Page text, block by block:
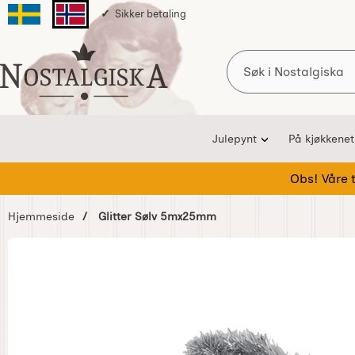
Svenska sidanNorska sidan
Sikker betaling
Startsiden for Nostalgiska
Søk
Julepynt På kjøkkenet
Obs! Våre
Hjemmeside Glitter Sølv 5mx25mm